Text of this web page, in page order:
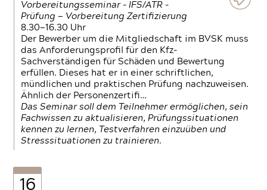
Vorbereitungsseminar - IFS/ATR -
Prüfung — Vorbereitung Zertifizierung
8.30—16.30 Uhr
Der Bewerber um die Mitgliedschaft im BVSK muss
das Anforderungsprofil für den Kfz-
Sachverständigen für Schäden und Bewertung
erfüllen. Dieses hat er in einer schriftlichen,
mündlichen und praktischen Prüfung nachzuweisen.
Ähnlich der Personenzertifi…
Das Seminar soll dem Teilnehmer ermöglichen, sein
Fachwissen zu aktualisieren, Prüfungssituationen
kennen zu lernen, Testverfahren einzuüben und
Stresssituationen zu trainieren.
16